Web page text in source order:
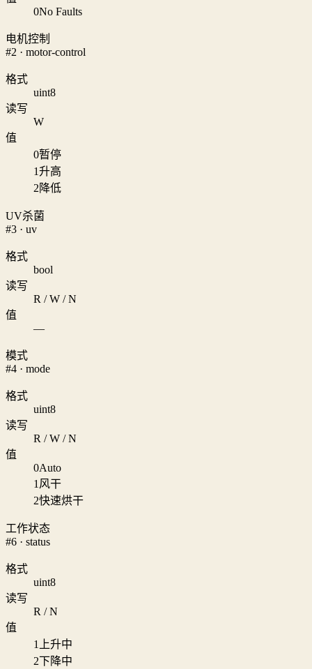
0No Faults
电机控制
#2 · motor-control
格式
uint8
读写
W
值
0暂停
1升高
2 降低
UV杀菌
#3 · uv
格式
bool
读写
R / W / N
值
—
模式
#4 · mode
格式
uint8
读写
R / W / N
值
0Auto
1 风干
2快速烘干
工作状态
#6 · status
格式
uint8
读写
R / N
值
1
上升中
2下降中